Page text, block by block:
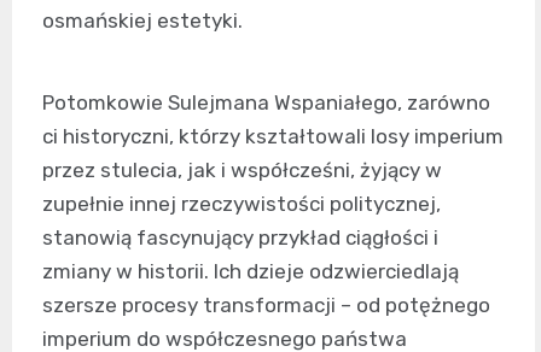
osmańskiej estetyki.
Potomkowie Sulejmana Wspaniałego, zarówno
ci historyczni, którzy kształtowali losy imperium
przez stulecia, jak i współcześni, żyjący w
zupełnie innej rzeczywistości politycznej,
stanowią fascynujący przykład ciągłości i
zmiany w historii. Ich dzieje odzwierciedlają
szersze procesy transformacji – od potężnego
imperium do współczesnego państwa